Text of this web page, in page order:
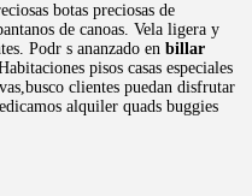
botas preciosas de
de canoas. Vela ligera y
Podr s ananzado en billar
pisos casas especiales
clientes puedan disfrutar
alquiler quads buggies